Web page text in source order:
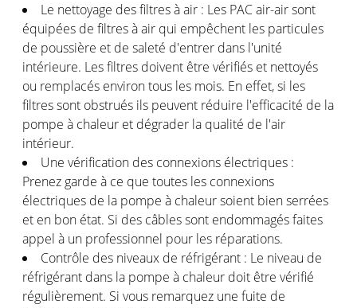
Le nettoyage des filtres à air : Les PAC air-air sont
équipées de filtres à air qui empêchent les particules
de poussière et de saleté d'entrer dans l'unité
intérieure. Les filtres doivent être vérifiés et nettoyés
ou remplacés environ tous les mois. En effet, si les
filtres sont obstrués ils peuvent réduire l'efficacité de la
pompe à chaleur et dégrader la qualité de l'air
intérieur.
Une vérification des connexions électriques :
Prenez garde à ce que toutes les connexions
électriques de la pompe à chaleur soient bien serrées
et en bon état. Si des câbles sont endommagés faites
appel à un professionnel pour les réparations.
Contrôle des niveaux de réfrigérant : Le niveau de
réfrigérant dans la pompe à chaleur doit être vérifié
régulièrement. Si vous remarquez une fuite de